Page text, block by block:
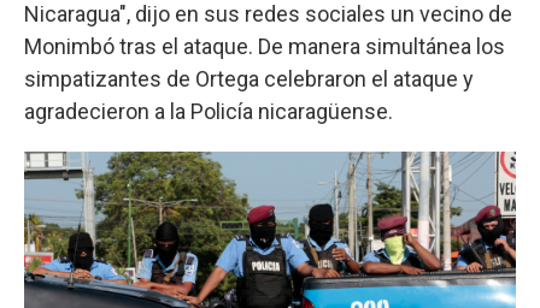
Nicaragua", dijo en sus redes sociales un vecino de
Monimbó tras el ataque. De manera simultánea los
simpatizantes de Ortega celebraron el ataque y
agradecieron a la Policía nicaragüense.